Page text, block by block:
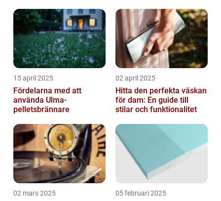
15 april 2025
Fördelarna med att
använda Ulma-
pelletsbrännare
02 april 2025
Hitta den perfekta väskan
för dam: En guide till
stilar och funktionalitet
02 mars 2025 05 februari 2025